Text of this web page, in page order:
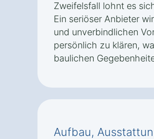
Zweifelsfall lohnt es
Ein seriöser Anbieter
und unverbindlichen
persönlich zu klären,
baulichen
Aufbau,